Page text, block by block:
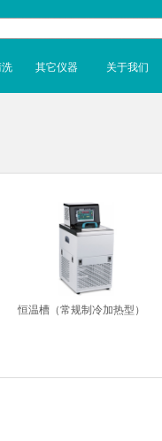
其它仪器 关于我们
恒温槽（常规制冷加热型）